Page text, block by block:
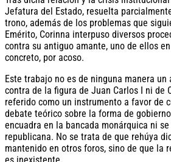
Jefatura del Estado, resuelta
trono, además de los problemas que
Emérito, Corinna interpuso diversos
contra su antiguo amante, uno de ellos
concreto, por acoso.
Este trabajo no es de ninguna manera
contra de la figura de Juan Carlos I ni de
referido como un instrumento a favor de
debate teórico sobre la forma de
encuadra en la bancada monárquica ni
republicana. No se trata de que rehúya
mantenido en otros foros, sino de que la